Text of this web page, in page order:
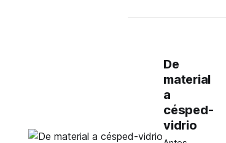
De
material
a
césped-
vidrio